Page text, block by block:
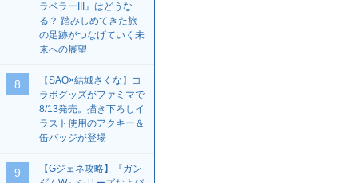
ラベラーIII』はどうな
る？ 踏みしめてきた旅
の足跡がつなげていく未
来への展望
8
【SAO×結城さくな】コ
ラボグッズがファミマで
8/13発売。描き下ろしイ
ラスト使用のアクキー＆
缶バッジが登場
9
【Gジェネ攻略】『ガン